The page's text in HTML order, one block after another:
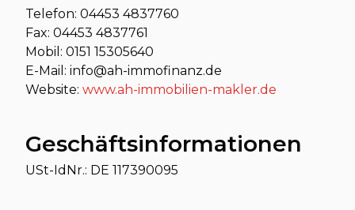
Telefon: 04453 4837760
Fax: 04453 4837761
Mobil: 0151 15305640
E-Mail: info@ah-immofinanz.de
Website: www.ah-immobilien-makler.de
Geschäftsinformationen
USt-IdNr.: DE 117390095